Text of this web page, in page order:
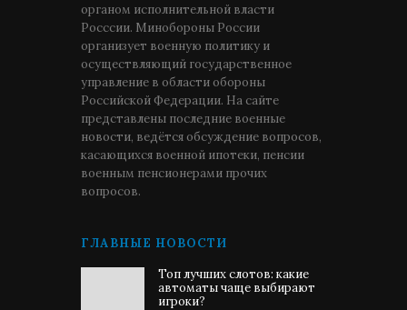
органом исполнительной власти
Росссии. Минобороны России
организует военную политику и
осуществляющий государственное
управление в области обороны
Российской Федерации. На сайте
представлены последние военные
новости, ведётся обсуждение вопросов,
касающихся военной ипотеки, пенсии
военным пенсионерами прочих
вопросов.
ГЛАВНЫЕ НОВОСТИ
Топ лучших слотов: какие
автоматы чаще выбирают
игроки?